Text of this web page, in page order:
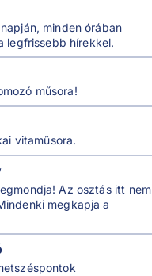
minden órában
legfrissebb hírekkel.
műsora!
vitaműsora.
Az osztás itt nem
megkapja a